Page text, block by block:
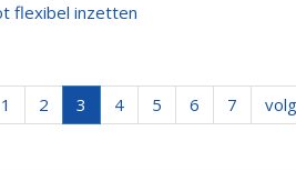
flexibel inzetten
1 2 3 4 5 6 7